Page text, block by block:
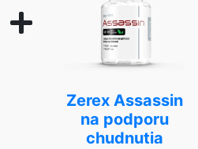
Zerex Assassin
na podporu
chudnutia